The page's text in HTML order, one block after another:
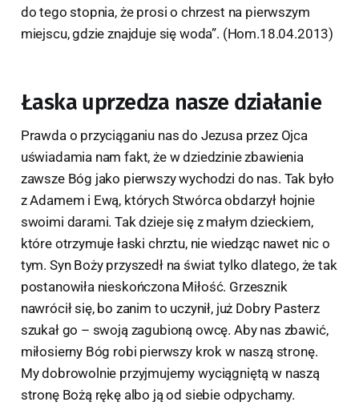
do tego stopnia, że prosi o chrzest na pierwszym
miejscu, gdzie znajduje się woda”. (Hom.18.04.2013)
Łaska uprzedza nasze działanie
Prawda o przyciąganiu nas do Jezusa przez Ojca
uświadamia nam fakt, że w dziedzinie zbawienia
zawsze Bóg jako pierwszy wychodzi do nas. Tak było
z Adamem i Ewą, których Stwórca obdarzył hojnie
swoimi darami. Tak dzieje się z małym dzieckiem,
które otrzymuje łaski chrztu, nie wiedząc nawet nic o
tym. Syn Boży przyszedł na świat tylko dlatego, że tak
postanowiła nieskończona Miłość. Grzesznik
nawrócił się, bo zanim to uczynił, już Dobry Pasterz
szukał go – swoją zagubioną owcę. Aby nas zbawić,
miłosierny Bóg robi pierwszy krok w naszą stronę.
My dobrowolnie przyjmujemy wyciągniętą w naszą
stronę Bożą rękę albo ją od siebie odpychamy.